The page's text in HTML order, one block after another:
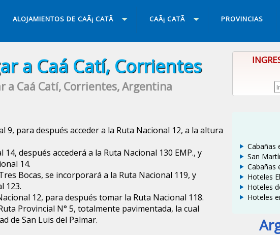
ALOJAMIENTOS DE CAÃ¡ CATÃ­ CAÃ¡ CATÃ­ PROVINCIAS
a Caá Catí, Corrientes
a Caá Catí, Corrientes, Argentina
9, para después acceder a la Ruta Nacional 12, a la altura
después accederá a la Ruta Nacional 130 EMP., y
14.
Bocas, se incorporará a la Ruta Nacional 119, y
123.
12, para después tomar la Ruta Nacional 118.
Provincial N° 5, totalmente pavimentada, la cual
de San Luis del Palmar.
Cabañas
San
Cabañas
Hoteles
Hoteles
Hoteles